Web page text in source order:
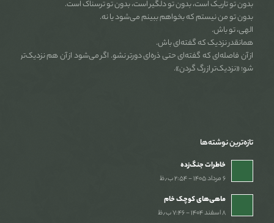
بدون تو تاریک است، بدون تو دلگیر است، بدون تو ترسناک است.
بدون تو من نیستم که بخواهم ببینم می‌شود یا نه.
الهی، تو باش.
همانقدر نزدیک که گفته‌ای باش.
از آن فاصله‌ای که گفته‌ای حتی ذره‌ای دورتر نشو. اگر می‌شود از آن هم نزدیک‌تر
شو؛ «نزدیک‌تر از رگ گردن».
تازه‌ترین نوشته‌ها
خاطرات جنگ‌‌زده
۶ مرداد ۱۴۰۵ - ۲:۵۴ ب٫ظ
ماهی‌های کوچک خام
۸ اسفند ۱۴۰۴ - ۷:۴۶ ب٫ظ